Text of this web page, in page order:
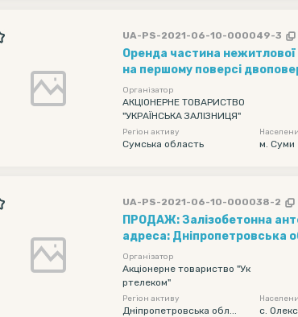
UA-PS-2021-06-10-000049-3
Оренда частина нежитлової
на першому поверсі
кв. м) із встановленим
кв. м), загальна площа
поверх) на план-схемі
для розміщення торгівлі
знаходиться за адресою: м....
Організатор
АКЦІОНЕРНЕ ТОВАРИСТВО
"УКРАЇНСЬКА ЗАЛІЗНИЦЯ"
Регіон активу
Сумська область м. Суми
UA-PS-2021-06-10-000038-2
ПРОДАЖ: Залізобетонна
адреса: Дніпропетровська
с. Олександрівка, вул. Колгоспна,1, координати:
48°30'47.00"N; 35°14'12.00"E
Організатор
Акціонерне товариство "Ук
ртелеком"
Регіон активу
Дніпропетровська обл... с.